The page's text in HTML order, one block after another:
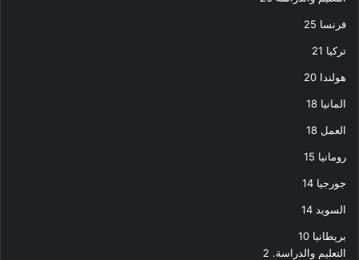
فرنسا 25
تركيا 21
هولندا 20
المانيا 18
العمل 18
رومانيا 15
جورجيا 14
السويد 14
بريطانيا 10
التعليم والدراسة. 2